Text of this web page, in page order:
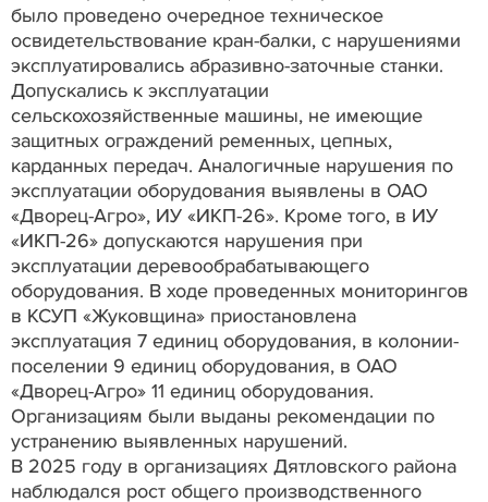
было проведено очередное техническое
освидетельствование кран-балки, с нарушениями
эксплуатировались абразивно-заточные станки.
Допускались к эксплуатации
сельскохозяйственные машины, не имеющие
защитных ограждений ременных, цепных,
карданных передач. Аналогичные нарушения по
эксплуатации оборудования выявлены в ОАО
«Дворец-Агро», ИУ «ИКП-26». Кроме того, в ИУ
«ИКП-26» допускаются нарушения при
эксплуатации деревообрабатывающего
оборудования. В ходе проведенных мониторингов
в КСУП «Жуковщина» приостановлена
эксплуатация 7 единиц оборудования, в колонии-
поселении 9 единиц оборудования, в ОАО
«Дворец-Агро» 11 единиц оборудования.
Организациям были выданы рекомендации по
устранению выявленных нарушений.
В 2025 году в организациях Дятловского района
наблюдался рост общего производственного